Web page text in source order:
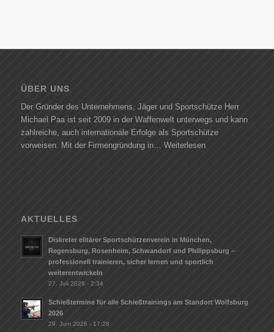
ÜBER UNS
Der Gründer des Unternehmens, Jäger und Sportschütze Herr
Michael Paa ist seit 2009 in der Waffenwelt unterwegs und kann
zahlreiche, auch internationale Erfolge als Sportschütze
vorweisen. Mit der Firmengründung in… Weiterlesen
AKTUELLES
Diskreter elitärer Sportschützenverein in München,
Regensburg, Rosenheim, Schwandorf und Philippsburg –
professionell trainieren, sicher lernen und sportlich
weiterentwickeln
27. Juli 2026 - 2:34
Schießtermine für alle Schießtrainings am Standort Wolfsburg
2026
29. Juni 2026 - 17:28